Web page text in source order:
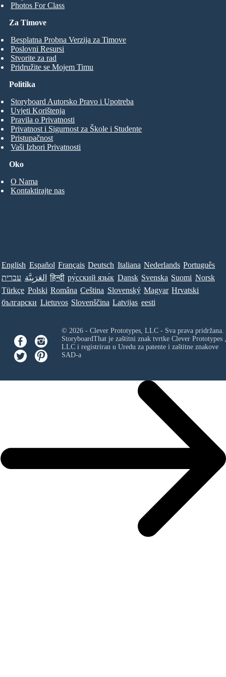
Photos For Class
Za Timove
Besplatna Probna Verzija za Timove
Poslovni Resursi
Stvorite za rad
Pridružite se Mojem Timu
Oko
O Nama
Kontaktirajte nas
Politika
Storyboard Autorsko Pravo i Upotreba
Uvjeti Korištenja
Pravila o Privatnosti
Privatnost i Sigurnost za Škole i Studente
Pristupačnost
Vaši Izbori Privatnosti
English Español Français Deutsch Italiana Nederlands Português
עברית العَرَبِيَّة हिन्दी ру́сский язы́к Dansk Svenska Suomi Norsk
Türkçe Polski Româna Ceština Slovenský Magyar Hrvatski
български Lietuvos Slovenščina Latvijas eesti
© 2026 - Clever Prototypes, LLC - Sva prava pridržana.
StoryboardThat je zaštitni znak tvrtke Clever Prototypes ,
LLCi registriran u Uredu za patente i zaštitne znakove
SAD-a